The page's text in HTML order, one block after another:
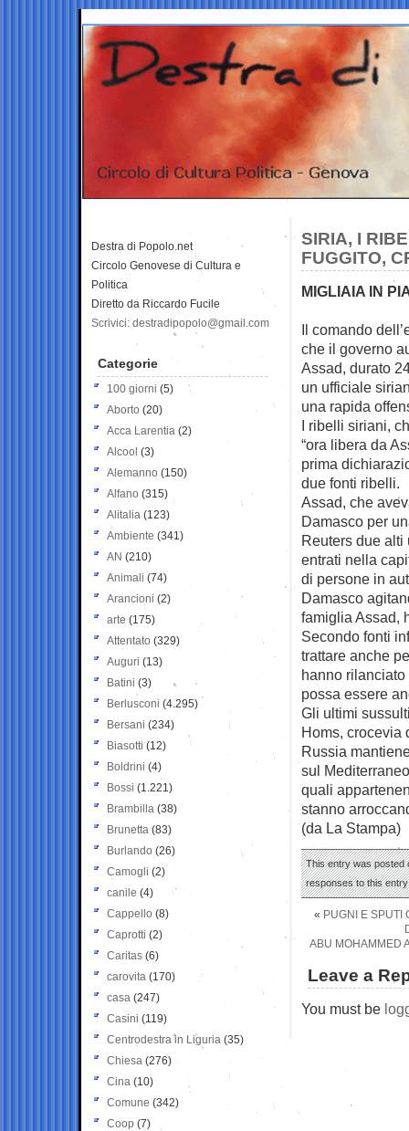
SIRIA, I
FUGGITO,
MIGLIAIA IN
Il comando
che il governo
Assad, durato
un ufficiale
una rapida
I ribelli siriani,
“ora libera da
prima
due fonti ribelli.
Assad, che
Damasco per
Reuters due alti
entrati nella
di persone in
Damasco
famiglia Assad,
Secondo fonti
trattare anche
hanno
possa essere
Gli ultimi
Homs, crocevia
Russia
sul
quali
stanno
(da La Stampa)
This entry was posted
responses to this
« PUGNI E SPUTI
ABU MOHAMMED
Leave a
You must be
Destra di Popolo.net
Circolo Genovese di Cultura e
Politica
Diretto da Riccardo Fucile
Scrivici: destradipopolo@gmail.com
Categorie
100 giorni (5)
Aborto (20)
Acca Larentia (2)
Alcool (3)
Alemanno (150)
Alfano (315)
Alitalia (123)
Ambiente (341)
AN (210)
Animali (74)
Arancioni (2)
arte (175)
Attentato (329)
Auguri (13)
Batini (3)
Berlusconi (4.295)
Bersani (234)
Biasotti (12)
Boldrini (4)
Bossi (1.221)
Brambilla (38)
Brunetta (83)
Burlando (26)
Camogli (2)
canile (4)
Cappello (8)
Caprotti (2)
Caritas (6)
carovita (170)
casa (247)
Casini (119)
Centrodestra in Liguria (35)
Chiesa (276)
Cina (10)
Comune (342)
Coop (7)